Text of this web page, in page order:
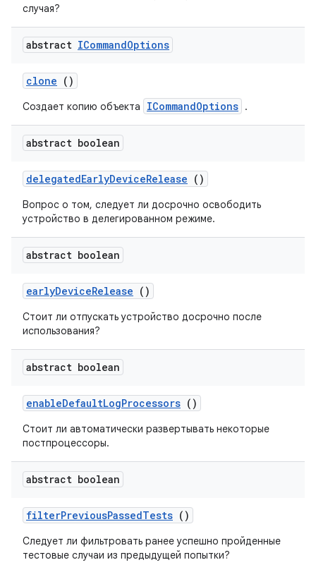
случая?
abstract ICommandOptions
clone ()
Создает копию объекта ICommandOptions .
abstract boolean
delegatedEarlyDeviceRelease ()
Вопрос о том, следует ли досрочно освободить
устройство в делегированном режиме.
abstract boolean
earlyDeviceRelease ()
Стоит ли отпускать устройство досрочно после
использования?
abstract boolean
enableDefaultLogProcessors ()
Стоит ли автоматически развертывать некоторые
постпроцессоры.
abstract boolean
filterPreviousPassedTests ()
Следует ли фильтровать ранее успешно пройденные
тестовые случаи из предыдущей попытки?